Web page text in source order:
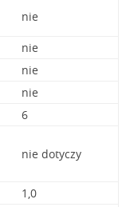
nie
nie
nie
nie
6
nie dotyczy
1,0